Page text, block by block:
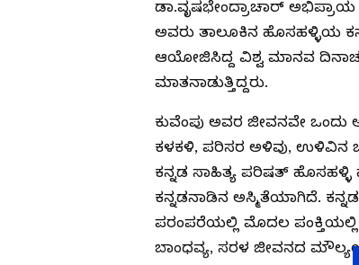
ಡಾ.ವೃಷಭೇಂದ್ರಾಚಾರ್ ಅಭಿಪ್ರಾಯ
ಅವರು ತಾಲೂಕಿನ ಹೊಸಹಳ್ಳಿಯ
ಆಯೋಜಿಸಿದ್ದ ವಿಶ್ವ ಮಾನವ
ಮಾತನಾಡುತ್ತಿದ್ದರು.
ಕುವೆಂಪು ಅವರ ಜೀವನವೇ ಒಂದು
ಕಳಕಳಿ, ಪರಿಸರ ಅಳಿವು, ಉಳಿವಿನ
ಕನ್ನಡ ಸಾಹಿತ್ಯ ಪರಿಷತ್
ಕನ್ನಡನಾಡಿನ ಅಸ್ಮಿತೆಯಾಗಿದೆ.
ಪರಂಪರೆಯಲ್ಲಿ ಮೊದಲ ಪಂಕ್ತಿಯಲ್ಲಿ
ಬಾಂಧವ್ಯ, ಸರಳ ಜೀವನದ